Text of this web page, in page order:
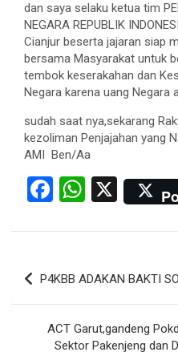
dan saya selaku ketua tim
NEGARA REPUBLIK
Cianjur beserta jajaran siap
bersama Masyarakat untuk
tembok keserakahan dan
Negara karena uang Negara
sudah saat nya,sekarang
kezoliman Penjajahan yang
AMI Ben/Aa
F
ce
b
o
o
k
W
at
s
A
p
X
Post
navigation
P4KBB ADAKAN BAKTI
ACT Garut,gandeng
Sektor Pakenjeng dan